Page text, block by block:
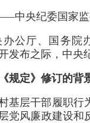
中央纪委国家监
公厅、国务院
发布之际，中
规定》修订的背
基层干部履职行
党风廉政建设